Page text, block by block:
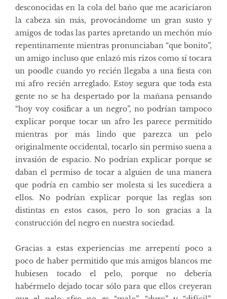
desconocidas en la cola del baño que me acariciaron
la cabeza sin más, provocándome un gran susto y
amigos de todas las partes apretando un mechón mío
repentinamente mientras pronunciaban “que bonito”,
un amigo incluso que enlazó mis rizos como sí tocara
un poodle cuando yo recién llegaba a una fiesta con
mi afro recién arreglado. Estoy segura que toda esta
gente no se ha despertado por la mañana pensando
“hoy voy cosificar a un negro”, no podrían tampoco
explicar porque tocar un afro les parece permitido
mientras por más lindo que parezca un pelo
originalmente occidental, tocarlo sin permiso suena a
invasión de espacio. No podrían explicar porque se
daban el permiso de tocar a alguien de una manera
que podría en cambio ser molesta si les sucediera a
ellos. No podrían explicar porque las reglas son
distintas en estos casos, pero lo son gracias a la
construcción del negro en nuestra sociedad.
Gracias a estas experiencias me arrepentí poco a
poco de haber permitido que mis amigos blancos me
hubiesen tocado el pelo, porque no debería
habérmelo dejado tocar sólo para que ellos creyeran